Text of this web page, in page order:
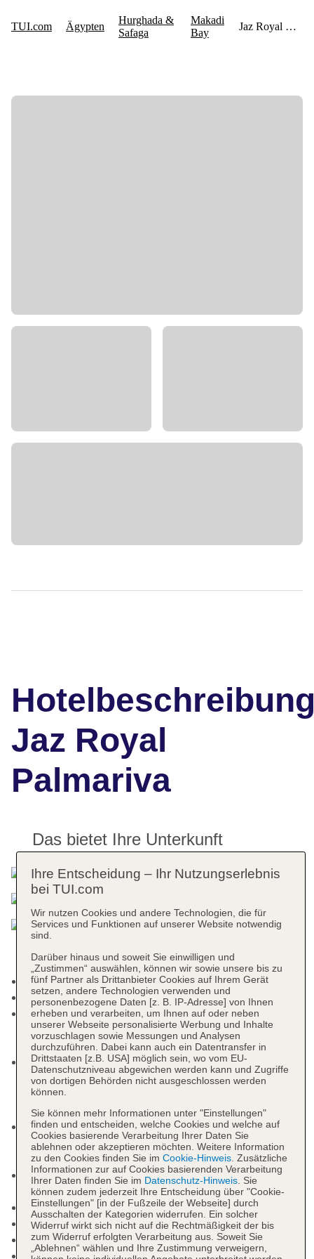
Jaz Royal
Palmariva
Das bietet Ihre Unterkunft
Check-in Zeit ab 14:00 Uhr
Check-out Zeit bis 12:00 Uhr
Early Check-in: 10:00 Uhr - 14:00 Uhr, gegen
Gebühr, Anfrage notwendig, Reservierung nicht
notwendig
Late Check-out: 12:00 Uhr - 15:00 Uhr, 12:00 Uhr
- 18:00 Uhr und 12:00 Uhr - 20:00 Uhr, gegen
Gebühr, Anfrage notwendig, Reservierung nicht
notwendig
Rezeption: täglich 24 Stunden, Sprachen:
deutsch, englisch, russisch, Hotelsafe: ohne
Gebühr
Gästebetreuung: Sprachen: deutsch, englisch,
russisch
Geldautomat in der Unterkunft
Gartenanlage, Sonnenterrasse
Pools: 4
Kinderpool „Kids Pool“: ohne Gebühr, Outdoor,
Ihre Entscheidung – Ihr Nutzungserlebnis
bei TUI.com
Wir nutzen Cookies und andere Technologien, die für
Services und Funktionen auf unserer Website notwendig
sind.
Darüber hinaus und soweit Sie einwilligen und
„Zustimmen“ auswählen, können wir sowie unsere bis zu
fünf Partner als Drittanbieter Cookies auf Ihrem Gerät
setzen, andere Technologien verwenden und
personenbezogene Daten [z. B. IP-Adresse] von Ihnen
erheben und verarbeiten, um Ihnen auf oder neben
unserer Webseite personalisierte Werbung und Inhalte
vorzuschlagen sowie Messungen und Analysen
durchzuführen. Dabei kann auch ein Datentransfer in
Drittstaaten [z.B. USA] möglich sein, wo vom EU-
Datenschutzniveau abgewichen werden kann und Zugriffe
von dortigen Behörden nicht ausgeschlossen werden
können.
Sie können mehr Informationen unter "Einstellungen"
finden und entscheiden, welche Cookies und welche auf
Cookies basierende Verarbeitung Ihrer Daten Sie
ablehnen oder akzeptieren möchten. Weitere Information
zu den Cookies finden Sie im Cookie-Hinweis. Zusätzliche
Informationen zur auf Cookies basierenden Verarbeitung
Ihrer Daten finden Sie im Datenschutz-Hinweis. Sie
können zudem jederzeit Ihre Entscheidung über "Cookie-
Einstellungen" [in der Fußzeile der Webseite] durch
Ausschalten der Kategorien widerrufen. Ein solcher
Widerruf wirkt sich nicht auf die Rechtmäßigkeit der bis
zum Widerruf erfolgten Verarbeitung aus. Soweit Sie
„Ablehnen“ wählen und Ihre Zustimmung verweigern,